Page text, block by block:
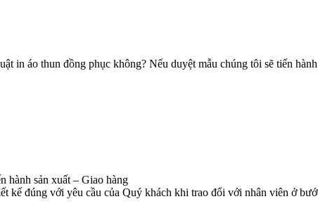
in áo thun đồng phục không? Nếu duyệt mẫu chúng tôi sẽ tiến
hành sản xuất – Giao hàng
kế đúng với yêu cầu của Quý khách khi trao đổi với nhân viên ở